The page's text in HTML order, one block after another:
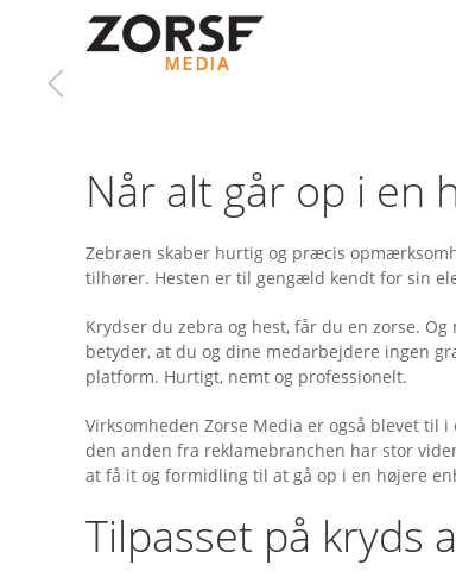
Gå til hovedindhold
Når alt går op i en
Zebraen skaber hurtig og præcis
tilhører. Hesten er til gengæld kendt for sin
Krydser du zebra og hest, får du en zorse.
betyder, at du og dine medarbejdere ingen
platform. Hurtigt, nemt og professionelt.
Virksomheden Zorse Media er også blevet
den anden fra reklamebranchen har stor
at få it og formidling til at gå op i en højere
Tilpasset på kryds